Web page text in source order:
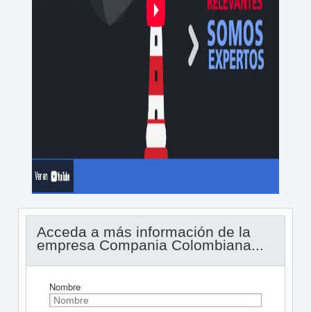
Acceda a más información de la
empresa Compania Colombiana...
Nombre